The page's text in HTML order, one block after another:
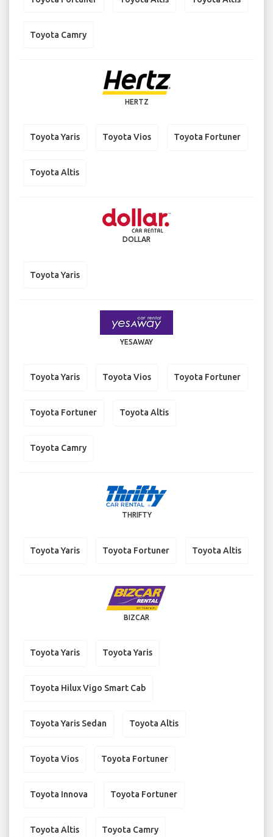
Toyota Camry
HERTZ
Toyota Yaris Toyota Vios Toyota Fortuner
Toyota Altis
DOLLAR
Toyota Yaris
YESAWAY
Toyota Yaris Toyota Vios Toyota Fortuner
Toyota Fortuner Toyota Altis
Toyota Camry
THRIFTY
Toyota Yaris Toyota Fortuner Toyota Altis
BIZCAR
Toyota Yaris Toyota Yaris
Toyota Hilux Vigo Smart Cab
Toyota Yaris Sedan Toyota Altis
Toyota Vios Toyota Fortuner
Toyota Innova Toyota Fortuner
Toyota Altis Toyota Camry